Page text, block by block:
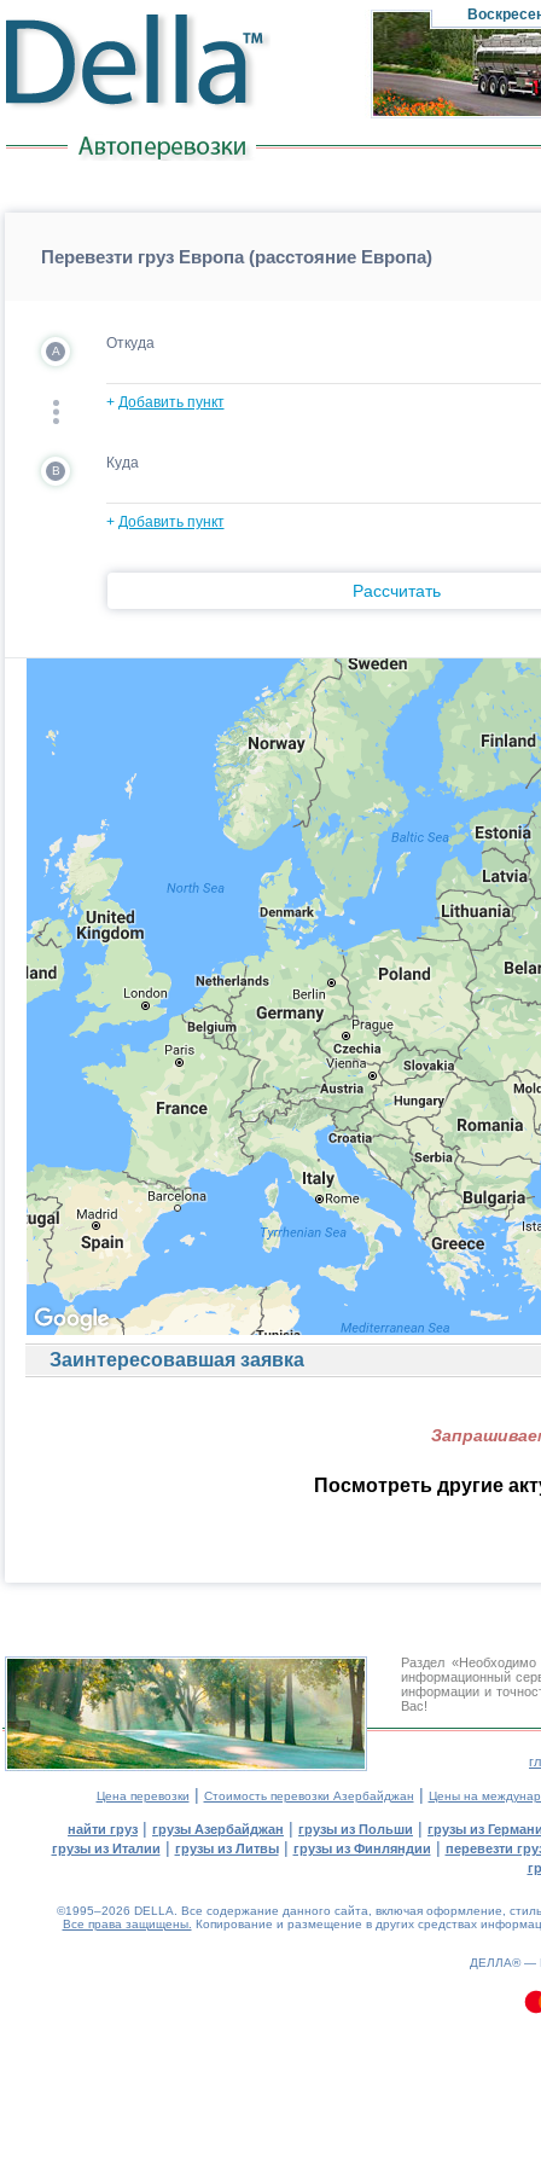
Перевезти груз Европа (расстояние Европа)
A Откуда
+ Добавить пункт
B Куда
+ Добавить пункт
Рассчитать
Заинтересовавшая заявка
Посмотреть другие
Раздел
информационный
информации и
Вас!
Цена перевозки | Стоимость перевозки Азербайджан | Цены на
найти груз | грузы Азербайджан | грузы из Польши | грузы из
грузы из Италии | грузы из Литвы| грузы из Финляндии | перевезти
©1995–2026 DELLA. Все содержание данного сайта, включая оформление,
Все права защищены. Копирование и размещение в других средствах
ДЕЛЛА® —